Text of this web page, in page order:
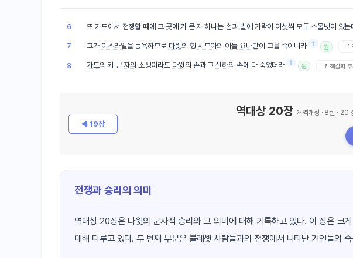
6 또 가드에서 전쟁할 때에 그 곳에 키 큰 자하나는 손과 발에 가락이 여섯씩 모두스물넷이 있는
7 그가 이스라엘을 능욕하므로 다윗의 형 시므아의 아들 요나단이 그를 죽이니라 † 원 📑
8 가드의 키 큰자의 소생이라도 다윗의 손과 그신하의 손에 다 죽었더라 † 원 📑 책갈피
◀ 19장
역대상 20장 개역개정 · 8절 · 20
전쟁과 승리의 의미
역대상 20장은 다윗의 군사적 승리와 그 의미에 대해 기록하고 있다. 이 장은 크
대해 다루고 있다. 두 번째 부분은 블레셋 사람들과의 전쟁에서 나타난 거인들의